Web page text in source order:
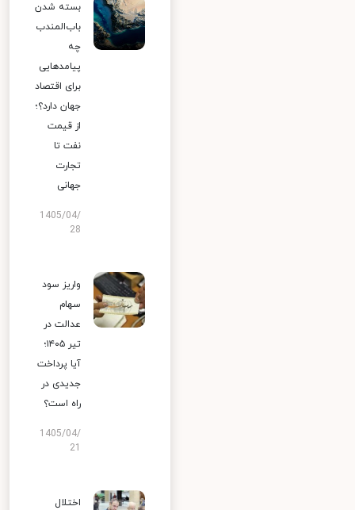
بسته شدن
باب‌المندب
چه
پیامدهایی
برای اقتصاد
جهان دارد؟؛
از قیمت
نفت تا
تجارت
جهانی
1405/04/
28
واریز سود
سهام
عدالت در
تیر ۱۴۰۵؛
آیا پرداخت
جدیدی در
راه است؟
1405/04/
اختلال